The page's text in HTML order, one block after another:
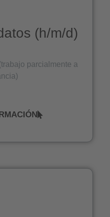
(h/m/d)
parcialmente a